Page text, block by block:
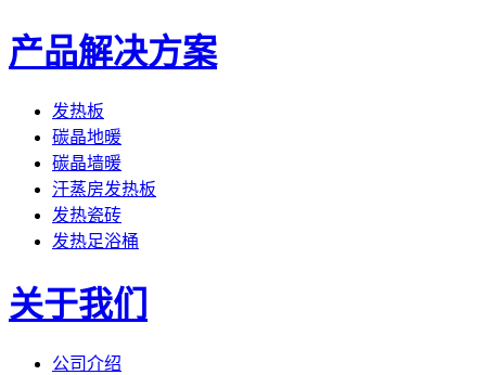
产品解决方案
发热板
碳晶地暖
碳晶墙暖
汗蒸房发热板
发热瓷砖
发热足浴桶
关于我们
公司介绍